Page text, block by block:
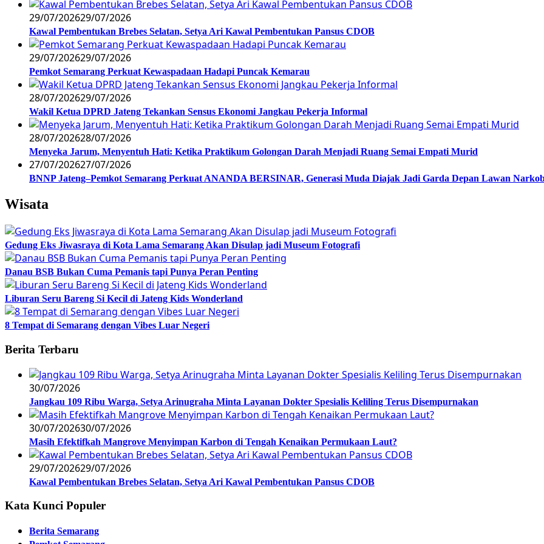
29/07/202629/07/2026
Kawal Pembentukan Brebes Selatan, Setya Ari Kawal Pembentukan Pansus CDOB
29/07/202629/07/2026
Pemkot Semarang Perkuat Kewaspadaan Hadapi Puncak Kemarau
28/07/202629/07/2026
Wakil Ketua DPRD Jateng Tekankan Sensus Ekonomi Jangkau Pekerja Informal
28/07/202628/07/2026
Menyeka Jarum, Menyentuh Hati: Ketika Praktikum Golongan Darah Menjadi Ruang Semai Empati Murid
27/07/202627/07/2026
BNNP Jateng–Pemkot Semarang Perkuat ANANDA BERSINAR, Generasi Muda Diajak Jadi Garda Depan Lawan
Wisata
Gedung Eks Jiwasraya di Kota Lama Semarang Akan Disulap jadi Museum Fotografi
Danau BSB Bukan Cuma Pemanis tapi Punya Peran Penting
Liburan Seru Bareng Si Kecil di Jateng Kids Wonderland
8 Tempat di Semarang dengan Vibes Luar Negeri
Berita Terbaru
30/07/2026
Jangkau 109 Ribu Warga, Setya Arinugraha Minta Layanan Dokter Spesialis Keliling Terus Disempurnakan
30/07/202630/07/2026
Masih Efektifkah Mangrove Menyimpan Karbon di Tengah Kenaikan Permukaan Laut?
29/07/202629/07/2026
Kawal Pembentukan Brebes Selatan, Setya Ari Kawal Pembentukan Pansus CDOB
Kata Kunci Populer
Berita Semarang